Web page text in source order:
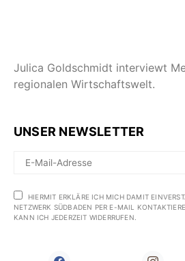
Julica Goldschmidt interviewt
regionalen Wirtschaftswelt.
UNSER NEWSLETTER
HIERMIT ERKLÄRE ICH MICH DAMIT
NETZWERK SÜDBADEN PER E-MAIL
KANN ICH JEDERZEIT WIDERRUFEN.